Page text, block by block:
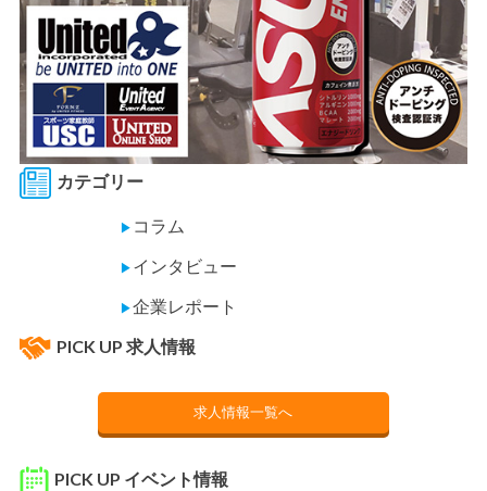
カテゴリー
▶ コラム
▶ インタビュー
▶企業レポート
PICK UP 求人情報
求人情報一覧へ
PICK UP イベント情報